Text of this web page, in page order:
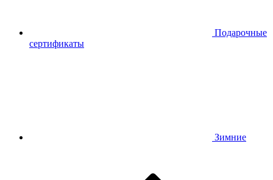
Подарочные
сертификаты
Зимние